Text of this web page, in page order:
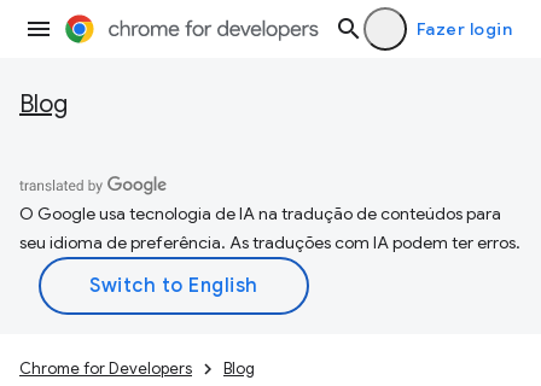
Fazer login
Blog
O Google usa tecnologia de IA na tradução de conteúdos para
seu idioma de preferência. As traduções com IA podem ter erros.
Chrome for Developers Blog